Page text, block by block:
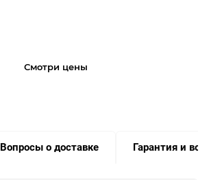
Смотри цены
Вопросы о доставке Гарантия и